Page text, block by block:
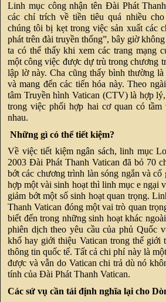
Linh mục công nhận tên Đài Phát
các chỉ trích về tiền tiêu quá nhiều
chúng tôi bị kẹt trong việc sản xuất các
phát trên đài truyền thống”, bây giờ
ta có thể thấy khi xem các trang mạng
một công việc được dự trù trong chương
lập lờ này. Cha cũng thấy bình thường
và mang đến các tiến hóa này. Theo
tâm Truyền hình Vatican (CTV) là hợp
trong việc phối hợp hai cơ quan có
nhau.
Những gì có thể tiết kiệm?
Về việc tiết kiệm ngân sách, linh mục
2003 Đài Phát Thanh Vatican đã bỏ 70
bớt các chương trình làn sóng ngắn và cố
hợp một vài sinh hoạt thì linh mục e ngại
giảm bớt một số sinh hoạt quan trọng.
Thanh Vatican đóng một vai trò quan
biết đến trong những sinh hoạt khác
phiên dịch theo yêu cầu của phủ Quốc
khố hay giới thiệu Vatican trong thế giới
thông tin quốc tế. Tất cả chi phí này là
được và vẫn do Vatican chi trả dù nó
tính của Đài Phát Thanh Vatican.
Các sứ vụ cần tái định nghĩa lại cho